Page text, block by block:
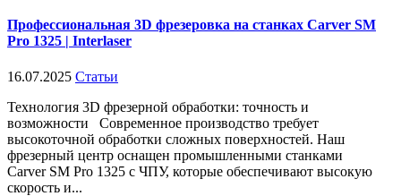
Профессиональная 3D фрезеровка на станках Carver SM
Pro 1325 | Interlaser
16.07.2025 Статьи
Технология 3D фрезерной обработки: точность и
возможности Современное производство требует
высокоточной обработки сложных поверхностей. Наш
фрезерный центр оснащен промышленными станками
Carver SM Pro 1325 с ЧПУ, которые обеспечивают высокую
скорость и...